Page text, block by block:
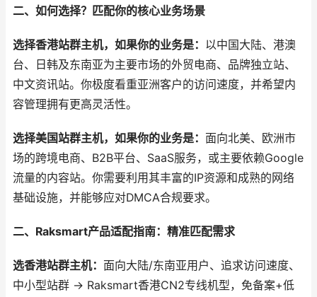
二、如何选择？匹配你的核心业务场景
选择香港站群主机，如果你的业务是： 以中国大陆、港澳
台、日韩及东南亚为主要市场的外贸电商、品牌独立站、
中文资讯站。你极度看重亚洲客户的访问速度，并希望内
容管理拥有更高灵活性。
选择美国站群主机，如果你的业务是： 面向北美、欧洲市
场的跨境电商、B2B平台、SaaS服务，或主要依赖Google
流量的内容站。你需要利用其丰富的IP资源和成熟的网络
基础设施，并能够应对DMCA合规要求。
二、Raksmart产品适配指南：精准匹配需求
选香港站群主机： 面向大陆/东南亚用户、追求访问速度、
中小型站群 → Raksmart香港CN2专线机型，免备案+低